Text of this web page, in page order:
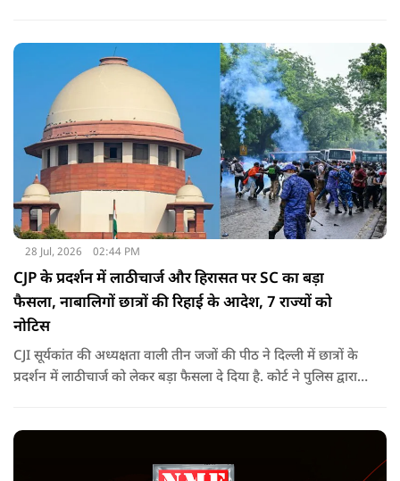
28 Jul, 2026 02:44 PM
CJP के प्रदर्शन में लाठीचार्ज और हिरासत पर SC का बड़ा
फैसला, नाबालिगों छात्रों की रिहाई के आदेश, 7 राज्यों को
नोटिस
CJI सूर्यकांत की अध्यक्षता वाली तीन जजों की पीठ ने दिल्ली में छात्रों के
प्रदर्शन में लाठीचार्ज को लेकर बड़ा फैसला दे दिया है. कोर्ट ने पुलिस द्वारा